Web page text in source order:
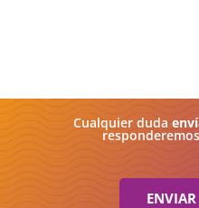
Cualquier duda
ENVIAR